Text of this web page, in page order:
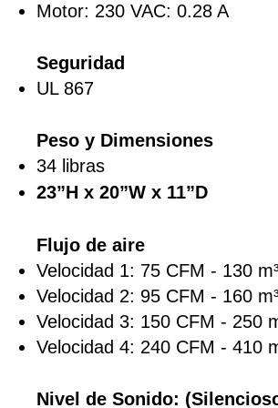
Motor: 230 VAC: 0.28 A
Seguridad
UL 867
Peso y Dimensiones
34 libras
23”H x 20”W x 11”D
Flujo de aire
Velocidad 1: 75 CFM - 130
Velocidad 2: 95 CFM - 160
Velocidad 3: 150 CFM - 250
Velocidad 4: 240 CFM - 410
Nivel de Sonido: